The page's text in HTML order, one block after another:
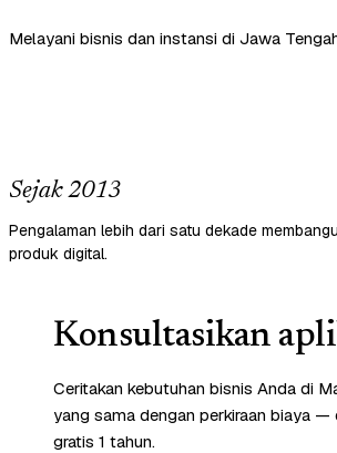
Melayani bisnis dan instansi di Jawa
Sejak 2013
Pengalaman lebih dari satu dekade
produk digital.
Konsultasikan
Ceritakan kebutuhan bisnis Anda di
yang sama dengan perkiraan biaya
gratis 1 tahun.